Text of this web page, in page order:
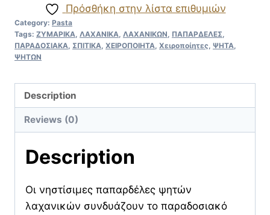
papardelle
with
roasted
vegetables
Πρόσθήκη στην λίστα επιθυμιών
Category: Pasta
Tags: ΖΥΜΑΡΙΚΑ, ΛΑΧΑΝΙΚΑ, ΛΑΧΑΝΙΚΩΝ, ΠΑΠΑΡΔΕΛΕΣ,
ΠΑΡΑΔΟΣΙΑΚΑ, ΣΠΙΤΙΚΑ, ΧΕΙΡΟΠΟΙΗΤΑ, Χειροποίητες, ΨΗΤΑ,
ΨΗΤΩΝ
Description
Reviews (0)
Description
Οι νηστίσιμες παπαρδέλες ψητών
λαχανικών συνδυάζουν το παραδοσιακό